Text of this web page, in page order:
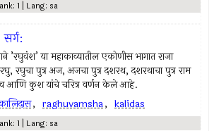
1 | Lang: sa
’रघुवंश’ या महाकाव्यातील एकोणीस भागात राजा
रघु, रघुचा पुत्र अज, अजचा पुत्र दशरथ, दशरथाचा पुत्र राम
आणि कुश यांचे चरित्र वर्णन केले आहे.
, raghuvamsha, kalidas
1 | Lang: sa